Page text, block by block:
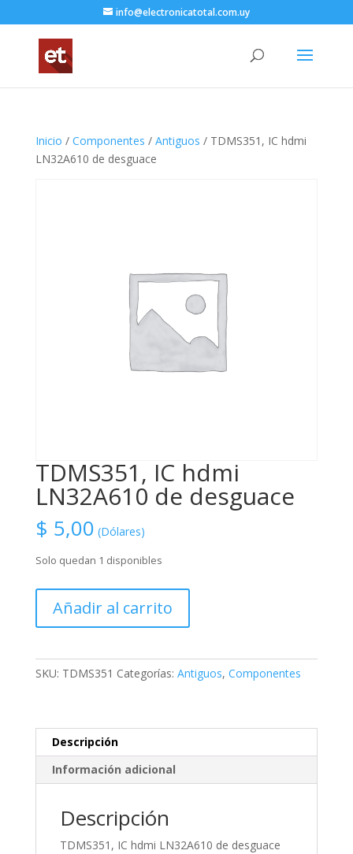
info@electronicatotal.com.uy
Inicio / Componentes / Antiguos / TDMS351, IC hdmi
LN32A610 de desguace
TDMS351, IC hdmi
LN32A610 de desguace
$ 5,00 (Dólares)
Solo quedan 1 disponibles
de
Añadir al carrito
SKU: TDMS351 Categorías: Antiguos, Componentes
Descripción
Información adicional
Descripción
TDMS351, IC hdmi LN32A610 de desguace